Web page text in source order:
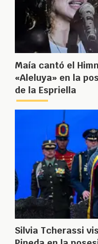
Maía cantó el
«Aleluya» en la
de la Espriella
Silvia Tcherassi